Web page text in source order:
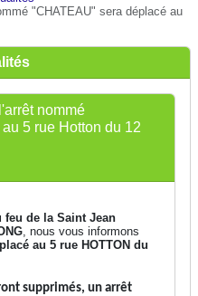
"CHATEAU" sera déplacé au
nommé
5 rue Hotton du 12
feu de la Saint Jean
, nous vous informons
au 5 rue HOTTON du
supprimés, un arrêt